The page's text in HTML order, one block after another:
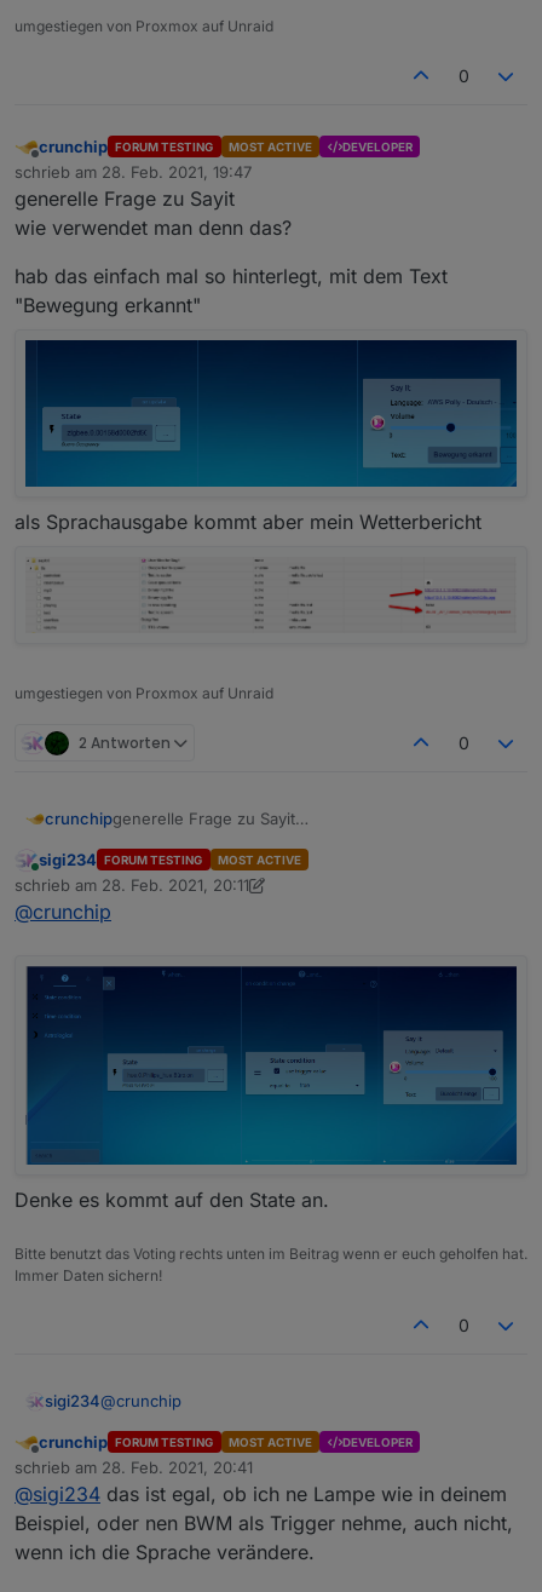
umgestiegen von Proxmox auf Unraid
0
Offline
crunchip FORUM TESTING MOST ACTIVE DEVELOPER
schrieb am 28. Feb. 2021, 19:47
zuletzt editiert von
generelle Frage zu Sayit
wie verwendet man denn das?
hab das einfach mal so hinterlegt, mit dem Text
"Bewegung erkannt"
als Sprachausgabe kommt aber mein Wetterbericht
umgestiegen von Proxmox auf Unraid
2 Antworten 0
crunchip
generelle Frage zu Sayit
hab das einfach mal so hinterlegt, mit dem Text
"Bewegung erkannt"
als Sprachausgabe kommt aber mein Wetterbericht
Online
sigi234 FORUM TESTING MOST ACTIVE
schrieb am 28. Feb. 2021, 20:11
zuletzt editiert von sigi234
@crunchip
Denke es kommt auf den State an.
Bitte benutzt das Voting rechts unten im Beitrag wenn er euch geholfen hat.
Immer Daten sichern!
0
sigi234@crunchip
Offline
crunchip FORUM TESTING MOST ACTIVE DEVELOPER
schrieb am 28. Feb. 2021, 20:41
zuletzt editiert von
@sigi234 das ist egal, ob ich ne Lampe wie in deinem
Beispiel, oder nen BWM als Trigger nehme, auch nicht,
wenn ich die Sprache verändere.